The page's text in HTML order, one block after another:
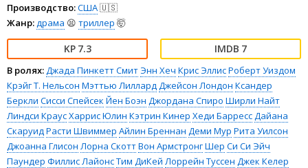
Производство:США🇺🇸
Жанр:драма 😫 триллер 🤯
7.3 7
В ролях:Джада Пинкетт СмитЭнн Хеч Крис ЭллисРоберт Уиздом
Крэйг Т. Нельсон Мэттью ЛиллардДжейсон Лондон Ксандер
Беркли Сисси Спейсек Йен Боэн Джордана Спиро Ширли Найт
Линдси КраусХаррис Юлин Кэтрин Кинер Хеди БаррессДайана
СкаруидРасти Швиммер Айлин Бреннан Деми Мур Рита Уилсон
Джоанна Глисон Лорна СкоттВон АрмстронгШер Си Си Эйч
Паундер Филлис ЛайонсТим ДиКей Лоррейн Туссен Джек Келер